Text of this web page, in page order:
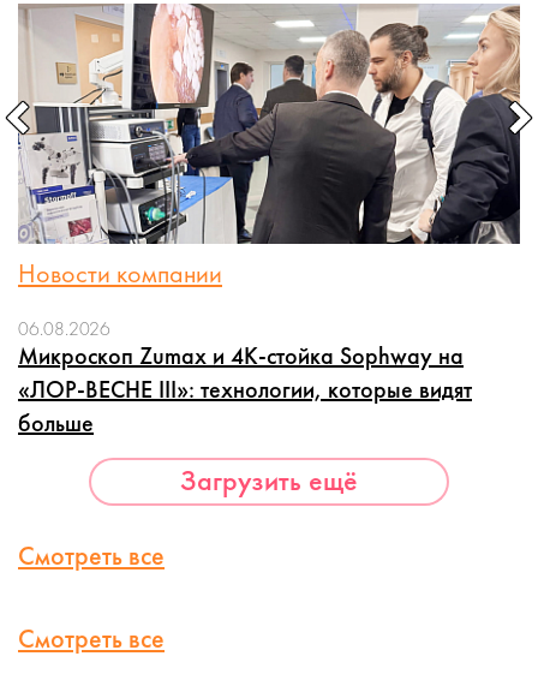
Новости компании
06.08.2026
Микроскоп Zumax и 4K-стойка Sophway на
«ЛОР-ВЕСНЕ III»: технологии, которые видят
больше
Загрузить ещё
Смотреть все
Смотреть все